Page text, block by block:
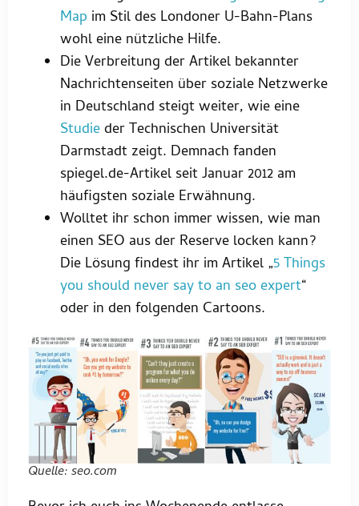
Map im Stil des Londoner U-Bahn-Plans
wohl eine nützliche Hilfe.
Die Verbreitung der Artikel bekannter
Nachrichtenseiten über soziale Netzwerke
in Deutschland steigt weiter, wie eine
Studieder Technischen Universität
Darmstadt zeigt. Demnach fanden
spiegel.de-Artikel seit Januar 2012 am
häufigsten soziale Erwähnung.
Wolltet ihr schon immer wissen, wie man
einen SEO aus der Reserve locken kann?
Die Lösung findest ihr im Artikel „5 Things
you should never say to an seo expert“
oder in den folgenden Cartoons.
Quelle: seo.com